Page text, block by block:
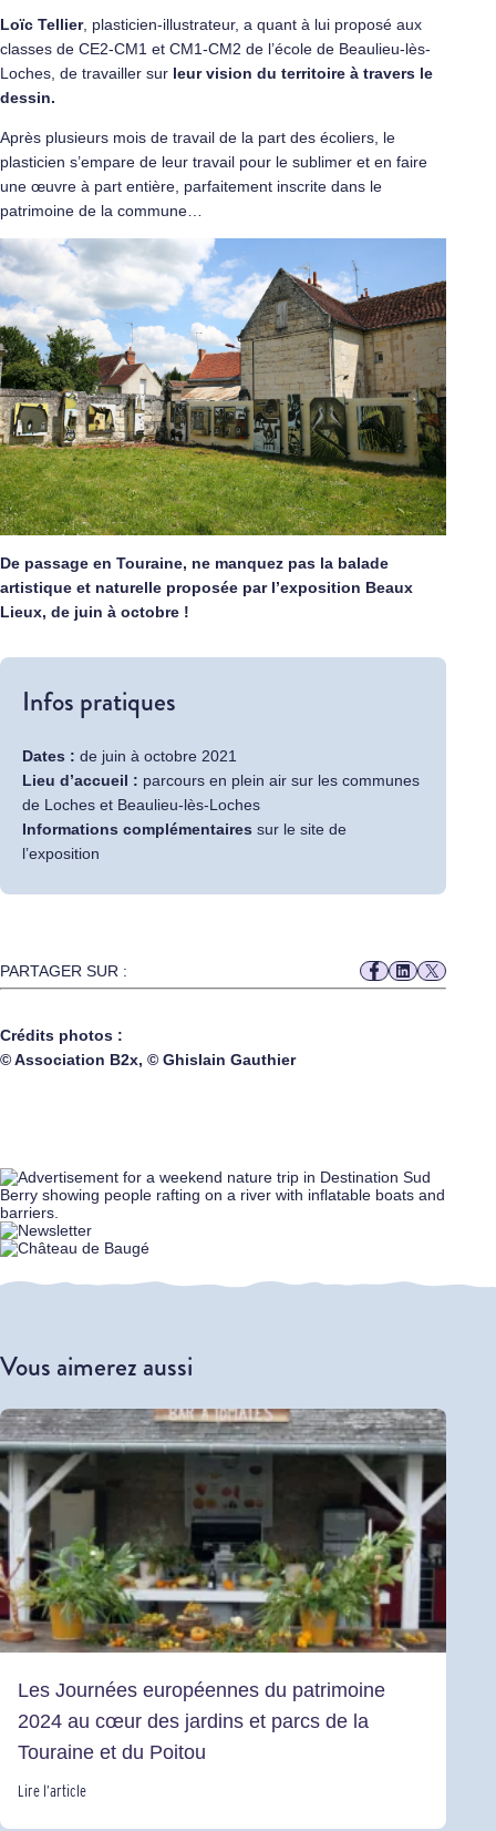
Loïc Tellier, plasticien-illustrateur, a quant à lui proposé aux
classes de CE2-CM1 et CM1-CM2 de l’école de Beaulieu-lès-
Loches, de travailler sur leur vision du territoire à travers le
dessin.
Après plusieurs mois de travail de la part des écoliers, le
plasticien s’empare de leur travail pour le sublimer et en faire
une œuvre à part entière, parfaitement inscrite dans le
patrimoine de la commune…
De passage en Touraine, ne manquez pas la balade
artistique et naturelle proposée par l’exposition Beaux
Lieux, de juin à octobre !
Infos pratiques
Dates : de juin à octobre 2021
Lieu d’accueil : parcours en plein air sur les communes
de Loches et Beaulieu-lès-Loches
Informations complémentaires sur le site de
l’exposition
PARTAGER SUR :
Crédits photos :
© Association B2x, © Ghislain Gauthier
Vous aimerez aussi
Les Journées européennes du patrimoine
2024 au cœur des jardins et parcs de la
Touraine et du Poitou
Lire l’article